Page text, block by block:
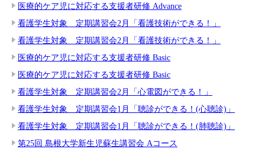
医療的ケア児に対応する支援者研修 Advance
看護学生対象 定期講習会2月「看護技術ができる！」
看護学生対象 定期講習会2月「看護技術ができる！」
医療的ケア児に対応する支援者研修 Basic
医療的ケア児に対応する支援者研修 Basic
看護学生対象 定期講習会2月「心電図ができる！」
看護学生対象 定期講習会1月「聴診ができる！(心聴診)」
看護学生対象 定期講習会1月「聴診ができる！(肺聴診)」
第25回 島根大学新生児蘇生講習会 Aコース